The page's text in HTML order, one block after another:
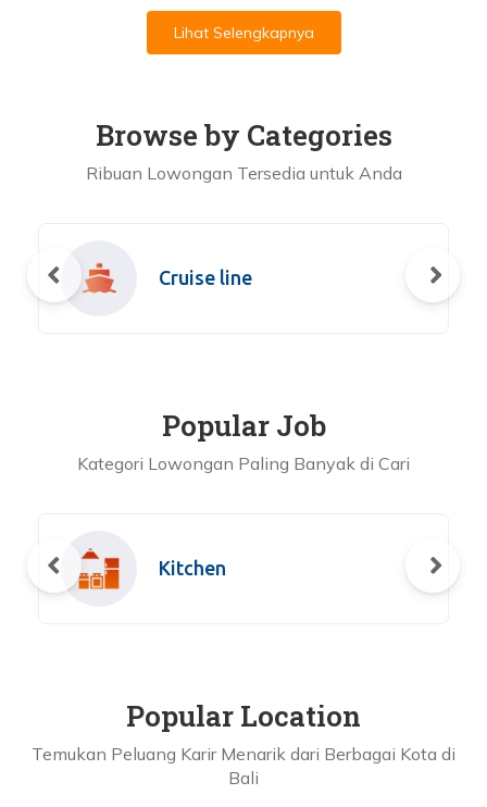
Lihat Selengkapnya
Browse by Categories
Ribuan Lowongan Tersedia untuk Anda
Cruise line
Popular Job
Kategori Lowongan Paling Banyak di Cari
Kitchen
Popular Location
Temukan Peluang Karir Menarik dari Berbagai Kota di
Bali